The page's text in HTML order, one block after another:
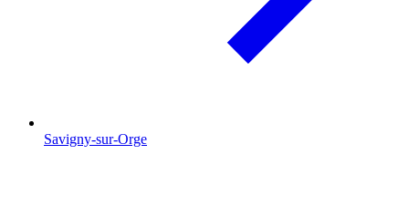
Savigny-sur-Orge